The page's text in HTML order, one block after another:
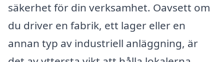
säkerhet för din verksamhet. Oavsett om
du driver en fabrik, ett lager eller en
annan typ av industriell anläggning, är